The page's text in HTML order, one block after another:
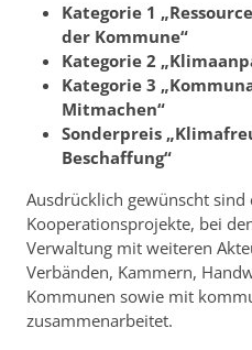
Kategorie 1
der Kommune“
Kategorie 2
Kategorie 3
Mitmachen“
Sonderpreis
Beschaffung“
Ausdrücklich gewünscht sind
Kooperationsprojekte, bei
Verwaltung mit weiteren
Verbänden, Kammern,
Kommunen sowie mit
zusammenarbeitet.